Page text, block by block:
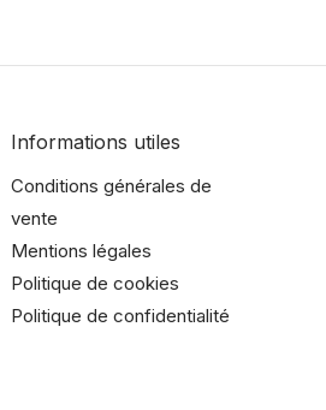
Informations utiles
Conditions générales de
vente
Mentions légales
Politique de cookies
Politique de confidentialité